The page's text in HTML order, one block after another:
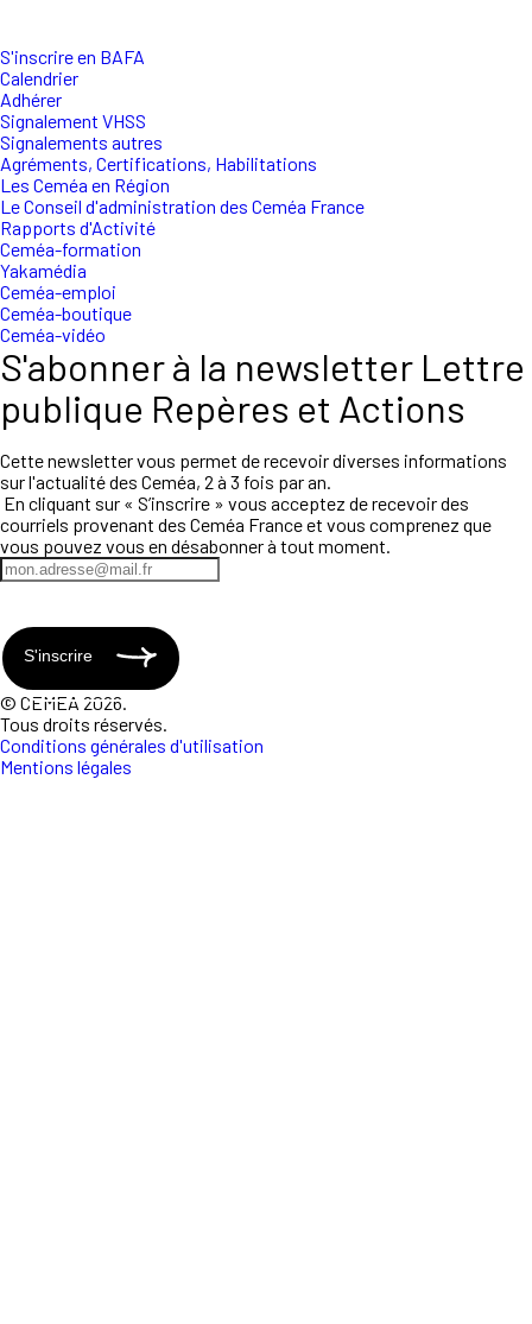
S'inscrire en BAFA
Calendrier
Adhérer
Signalement VHSS
Signalements autres
Agréments, Certifications, Habilitations
Les Ceméa en Région
Le Conseil d'administration des Ceméa France
Rapports d'Activité
Ceméa-formation
Yakamédia
Ceméa-emploi
Ceméa-boutique
Ceméa-vidéo
S'abonner à la newsletter Lettre
publique Repères et Actions
Cette newsletter vous permet de recevoir diverses informations
sur l'actualité des Ceméa, 2 à 3 fois par an.
En cliquant sur « S’inscrire » vous acceptez de recevoir des
courriels provenant des Ceméa France et vous comprenez que
vous pouvez vous en désabonner à tout moment.
S'inscrire
© CEMEA 2026.
Tous droits réservés.
Conditions générales d'utilisation
Mentions légales